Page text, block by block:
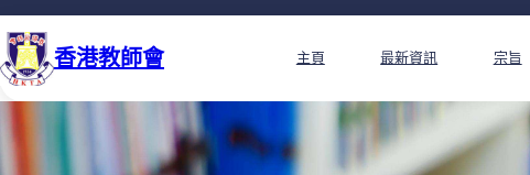
香港教師會 主頁 最新資訊 宗旨